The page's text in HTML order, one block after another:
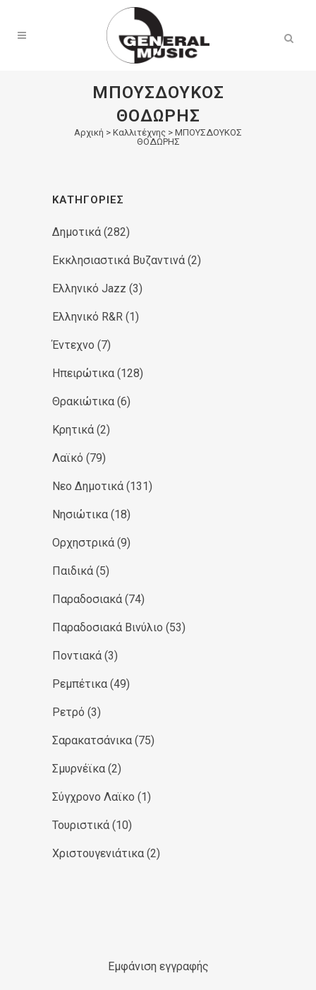
ΜΠΟΥΣΔΟΥΚΟΣ
ΘΟΔΩΡΗΣ
Αρχική > Καλλιτέχνης > ΜΠΟΥΣΔΟΥΚΟΣ
ΘΟΔΩΡΗΣ
ΚΑΤΗΓΟΡΊΕΣ
Δημοτικά (282)
Εκκλησιαστικά Βυζαντινά (2)
Ελληνικό Jazz (3)
Ελληνικό R&R (1)
Έντεχνο (7)
Ηπειρώτικα (128)
Θρακιώτικα (6)
Κρητικά (2)
Λαϊκό (79)
Νεο Δημοτικά (131)
Νησιώτικα (18)
Ορχηστρικά (9)
Παιδικά (5)
Παραδοσιακά (74)
Παραδοσιακά Βινύλιο (53)
Ποντιακά (3)
Ρεμπέτικα (49)
Ρετρό (3)
Σαρακατσάνικα (75)
Σμυρνέϊκα (2)
Σύγχρονο Λαϊκο (1)
Τουριστικά (10)
Χριστουγενιάτικα (2)
Εμφάνιση εγγραφής